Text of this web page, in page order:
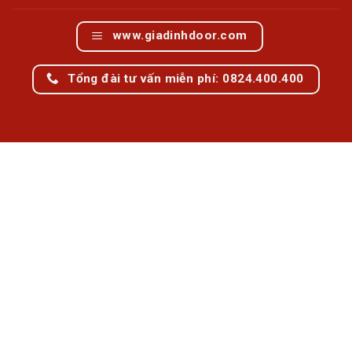
www.giadinhdoor.com
Tổng đài tư vấn miễn phí: 0824.400.400